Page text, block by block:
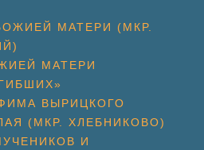
МАТЕРИ (МКР.
МАТЕРИ
ВЫРИЦКОГО
(МКР. ХЛЕБНИКОВО)
И